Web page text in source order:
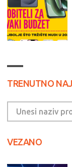
TRENUTNO
VEZANO